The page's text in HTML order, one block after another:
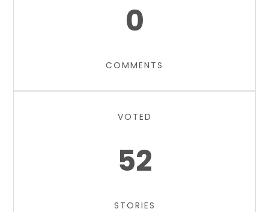
0
COMMENTS
VOTED
52
STORIES